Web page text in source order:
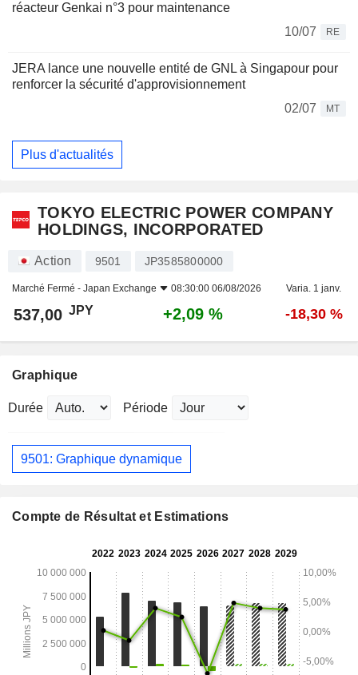
réacteur Genkai n°3 pour maintenance
10/07
RE
JERA lance une nouvelle entité de GNL à Singapour pour
renforcer la sécurité d'approvisionnement
02/07
MT
Plus d'actualités
TOKYO ELECTRIC POWER COMPANY
HOLDINGS, INCORPORATED
Action 9501 JP3585800000
Marché Fermé - Japan Exchange 08:30:00 06/08/2026 Varia. 1 janv.
537,00 JPY +2,09 % -18,30 %
Graphique
Durée Période
9501: Graphique dynamique
Compte de Résultat et Estimations